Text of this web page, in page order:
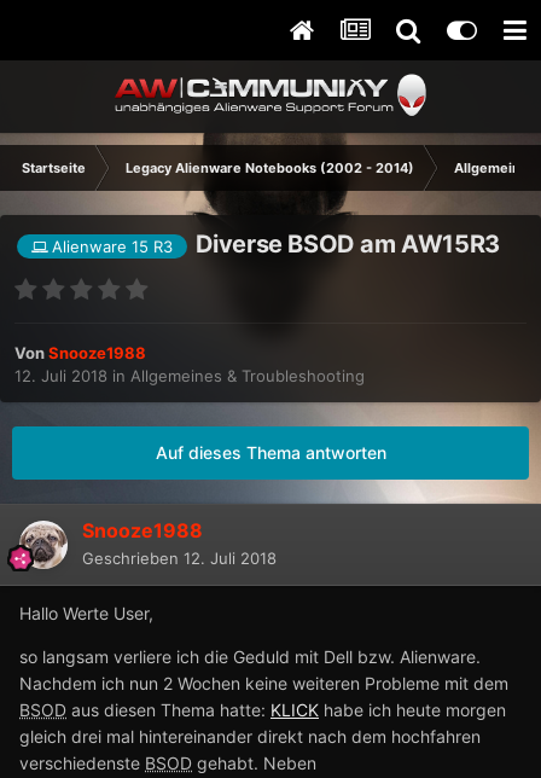
Startseite Legacy Alienware Notebooks (2002 - 2014) Allgemeines
Alienware 15 R3 Diverse BSOD am AW15R3
VonSnooze1988
12. Juli 2018 in Allgemeines & Troubleshooting
Auf dieses Thema antworten
Snooze1988
Geschrieben 12. Juli 2018
Hallo Werte User,
so langsam verliere ich die Geduld mit Dell bzw. Alienware.
Nachdem ich nun 2 Wochen keine weiteren Probleme mit dem
BSOD aus diesen Thema hatte: KLICK habe ich heute morgen
gleich drei mal hintereinander direkt nach dem hochfahren
verschiedenste BSOD gehabt. Neben